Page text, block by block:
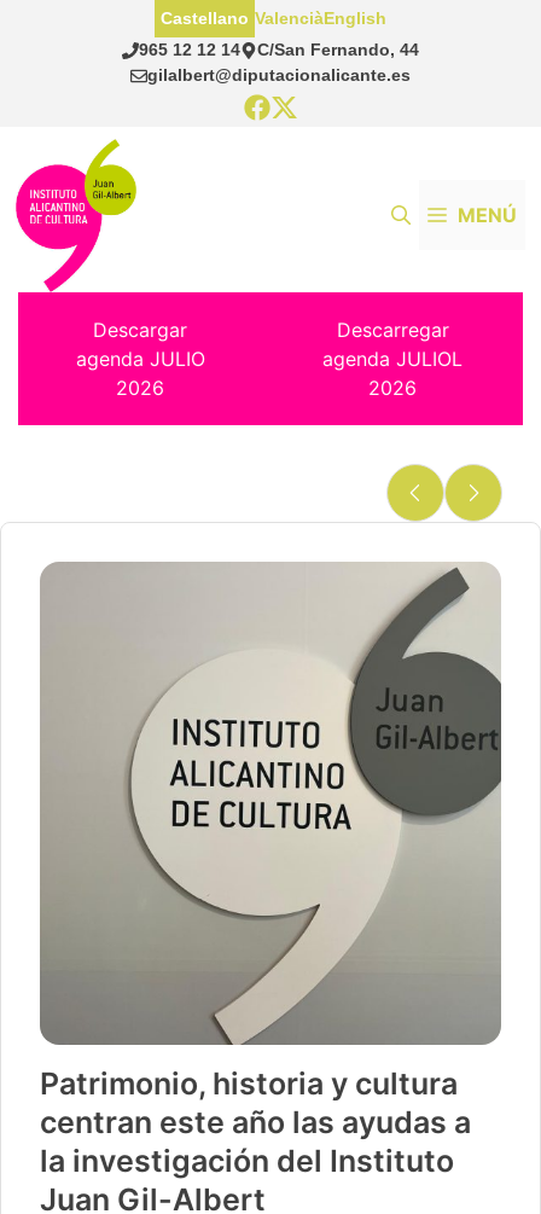
965 12 12 14
C/San Fernando, 44
gilalbert@diputacionalicante.es
Castellano ValenciàEnglish
MENÚ
Descargar
agenda JULIO
2026
Descarregar
agenda JULIOL
2026
Patrimonio, historia y cultura
centran este año las ayudas a
la investigación del Instituto
Juan Gil-Albert